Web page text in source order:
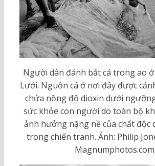
Người dân đánh bắt cá trong ao
Lưới. Nguồn cá ở nơi đây được
chứa nồng độ dioxin dưới
sức khỏe con người do toàn bộ
ảnh hưởng nặng nề của chất độc
trong chiến tranh. Ảnh: Philip
Magnumphotos.com